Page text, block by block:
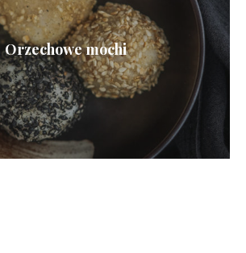
Orzechowe mochi